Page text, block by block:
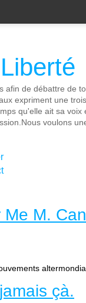
afin de débattre de
expriment une
qu'elle ait sa voix
voulons
M.
çà.